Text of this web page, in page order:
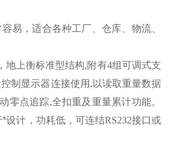
易，适合各种工厂、仓库、物流、
地上衡标准型结构,附有4组可调式支
制显示器连接使用 , 以读取重量数据
零点追踪,全扣重及重量累计功能。
*设计，功耗低，可连结RS232接口或